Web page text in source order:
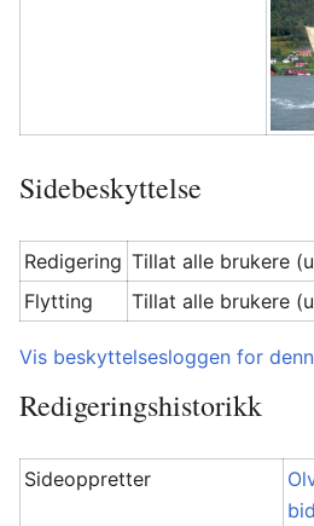
Sidebeskyttelse
Redigering Tillat alle brukere
Flytting
Tillat alle brukere
Vis beskyttelsesloggen for
Redigeringshistorikk
Sideoppretter